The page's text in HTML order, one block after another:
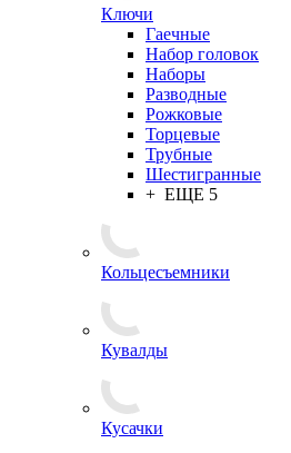
Ключи
Гаечные
Набор головок
Наборы
Разводные
Рожковые
Торцевые
Трубные
Шестигранные
+ ЕЩЕ 5
Кольцесъемники
Кувалды
Кусачки